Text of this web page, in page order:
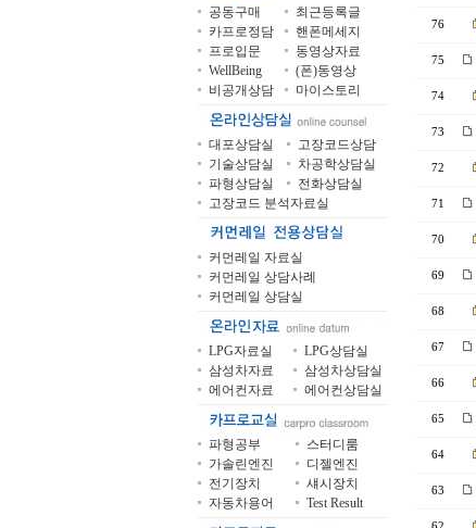
공동구매
최근등록글
카프로정담
핸폰메세지
프로입문
동영상자료
WellBeing
(폰)동영상
비공개상담
마이스토리
대포상담실
고장코드상담
기술상담실
차공학상담실
파형상담실
전화상담실
고장코드 분석자료실
커먼레일 자료실
커먼레일 상담사례
커먼레일 상담실
LPG자료실
LPG상담실
삼성차자료
삼성차상담실
에어컨자료
에어컨상담실
파형공부
스터디룸
가솔린엔진
디젤엔진
전기장치
섀시장치
자동차용어
Test Result
76
75
74
73
72
71
70
69
68
67
66
65
64
63